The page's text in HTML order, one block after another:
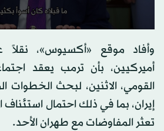
وأفاد موقع «أكسيوس»، نقلاً
أميركيين، بأن ترمب يعقد
القومي، الاثنين، لبحث الخطوات
إيران، بما في ذلك احتمال
تعثر المفاوضات مع طهران الأحد.